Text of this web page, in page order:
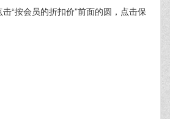
“按会员的折扣价”前面的圆，点击保